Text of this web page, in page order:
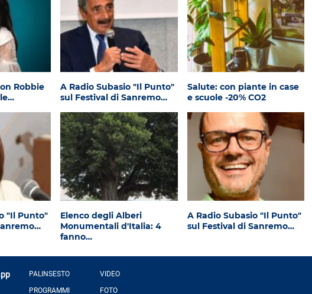
Robbie
A Radio Subasio "Il Punto"
sul Festival di Sanremo…
Salute: con piante in case
e scuole -20% CO2
"Il Punto"
Elenco degli Alberi
Monumentali d'Italia: 4
fanno…
A Radio Subasio "Il Punto"
sul Festival di Sanremo…
3 X TE - 08-08-2026
Le canzoni della tua vita -
Francesco - Pontassieve (FI)
PALINSESTO
PROGRAMMI
VIDEO
FOTO